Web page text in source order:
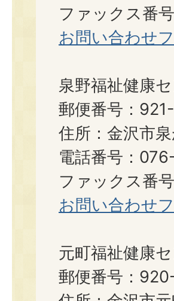
ファックス番
お問い合わせ
泉野福祉健康
郵便番号：
住所：金沢市
電話番号：
ファックス番
お問い合わせ
元町福祉健康
郵便番号：